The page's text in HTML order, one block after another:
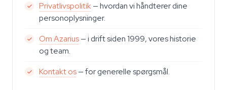
Privatlivspolitik— hvordan vi håndterer dine
personoplysninger.
Om Azarius— i drift siden 1999, vores historie
og team.
Kontakt os— for generelle spørgsmål.